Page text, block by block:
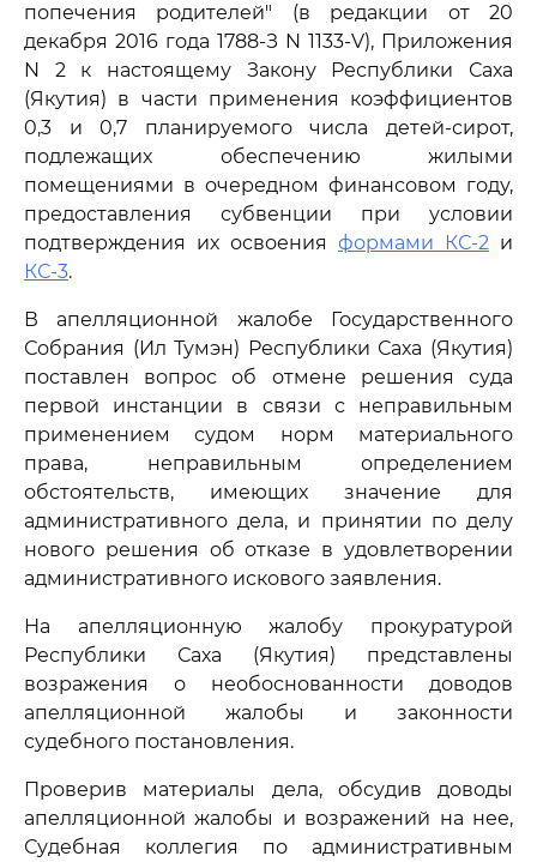
попечения родителей" (в редакции от 20
декабря 2016 года 1788-З N 1133-V), Приложения
N 2 к настоящему Закону Республики Саха
(Якутия) в части применения коэффициентов
0,3 и 0,7 планируемого числа детей-сирот,
подлежащих обеспечению жилыми
помещениями в очередном финансовом году,
предоставления субвенции при условии
подтверждения их освоения формами КС-2 и
КС-3.
В апелляционной жалобе Государственного
Собрания (Ил Тумэн) Республики Саха (Якутия)
поставлен вопрос об отмене решения суда
первой инстанции в связи с неправильным
применением судом норм материального
права, неправильным определением
обстоятельств, имеющих значение для
административного дела, и принятии по делу
нового решения об отказе в удовлетворении
административного искового заявления.
На апелляционную жалобу прокуратурой
Республики Саха (Якутия) представлены
возражения о необоснованности доводов
апелляционной жалобы и законности
судебного постановления.
Проверив материалы дела, обсудив доводы
апелляционной жалобы и возражений на нее,
Судебная коллегия по административным